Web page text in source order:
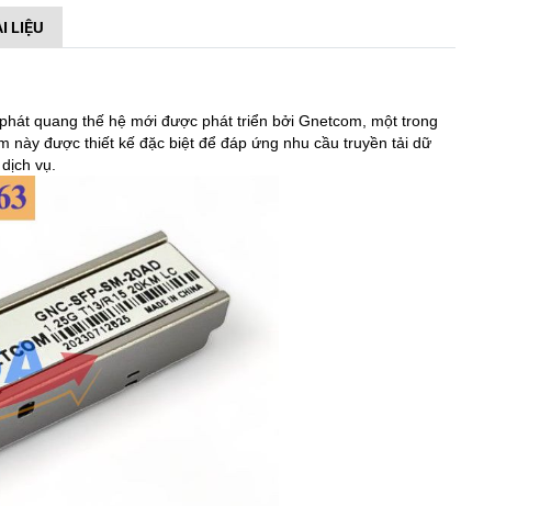
LIỆU
quang thế hệ mới được phát triển bởi Gnetcom, một trong
này được thiết kế đặc biệt để đáp ứng nhu cầu truyền tải dữ
vụ.